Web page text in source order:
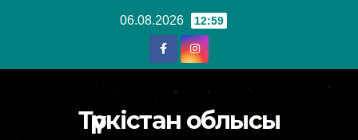
06.08.2026 12:59
Түркістан облысы